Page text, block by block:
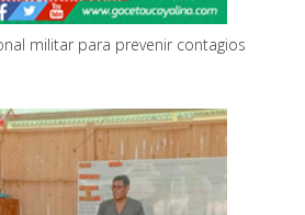
militar para prevenir contagios